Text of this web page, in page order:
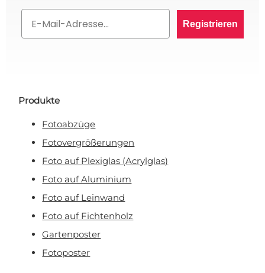
Registrieren
Produkte
Fotoabzüge
Fotovergrößerungen
Foto auf Plexiglas (Acrylglas)
Foto auf Aluminium
Foto auf Leinwand
Foto auf Fichtenholz
Gartenposter
Fotoposter
BESTELLUNG? 👀
Melden Sie sich für den VIP-Club an und bleiben
Rabatt anfordern!
Nein, ich will keinen Rabatt!
Mit Ihrer Anmeldung erklären Sie sich damit einverstanden, E-Mail-Marketing zu